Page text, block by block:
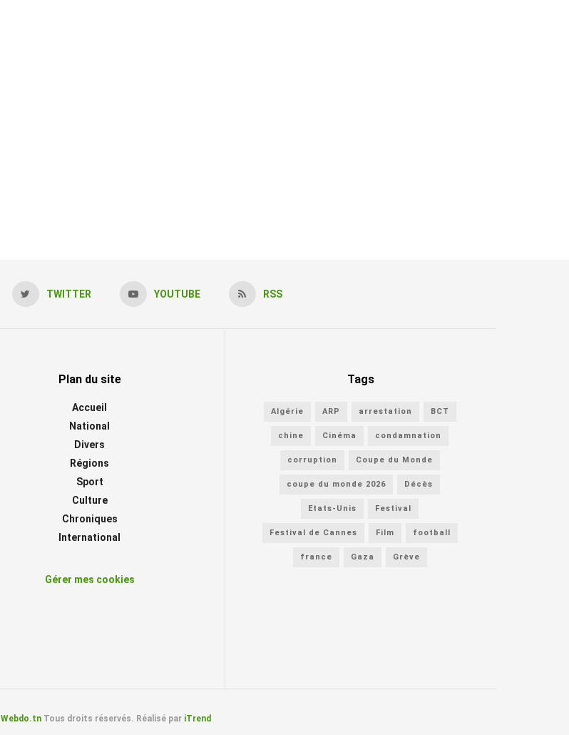
TWITTER YOUTUBE RSS
Plan du site
Accueil
National
Divers
Régions
Sport
Culture
Chroniques
International
Gérer mes cookies
Tags
Algérie ARP arrestation BCT
chine Cinéma condamnation
corruption Coupe du Monde
coupe du monde 2026 Décès
Etats-Unis Festival
Festival de Cannes Film football
france Gaza Grève
Webdo.tnTous droits réservés. Réalisé par iTrend